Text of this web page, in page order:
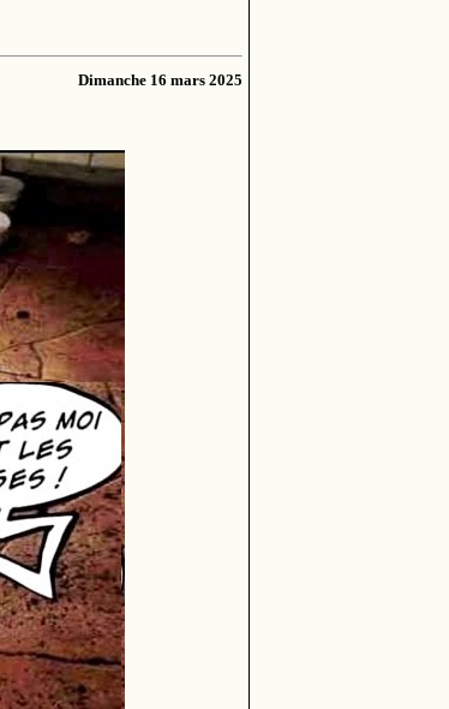
Dimanche 16 mars 2025